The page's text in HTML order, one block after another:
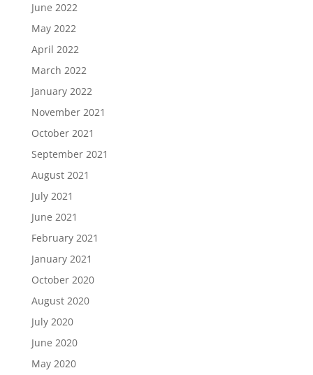
June 2022
May 2022
April 2022
March 2022
January 2022
November 2021
October 2021
September 2021
August 2021
July 2021
June 2021
February 2021
January 2021
October 2020
August 2020
July 2020
June 2020
May 2020